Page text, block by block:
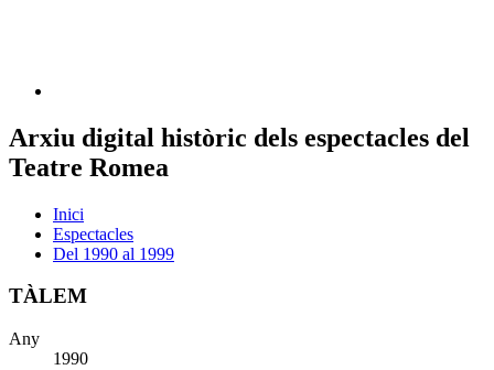
Arxiu digital històric dels espectacles del
Teatre Romea
Inici
Espectacles
Del 1990 al 1999
TÀLEM
Any
1990